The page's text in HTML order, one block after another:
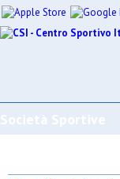
Società Sportive